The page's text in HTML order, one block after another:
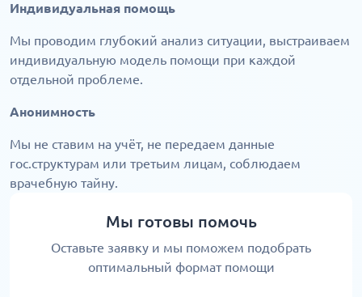
Индивидуальная помощь
Мы проводим глубокий анализ ситуации, выстраиваем
индивидуальную модель помощи при каждой
отдельной проблеме.
Анонимность
Мы не ставим на учёт, не передаем данные
гос.структурам или третьим лицам, соблюдаем
врачебную тайну.
Мы готовы помочь
Оставьте заявку и мы поможем подобрать
оптимальный формат помощи